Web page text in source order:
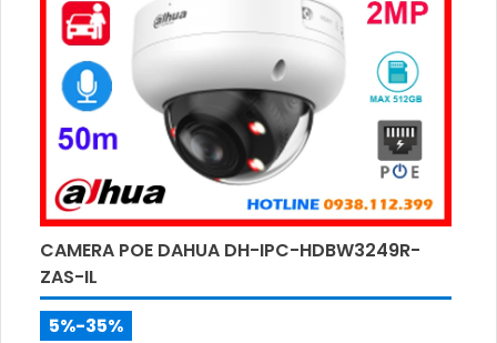
CAMERA POE DAHUA DH-IPC-HDBW3249R-
ZAS-IL
5%-35%